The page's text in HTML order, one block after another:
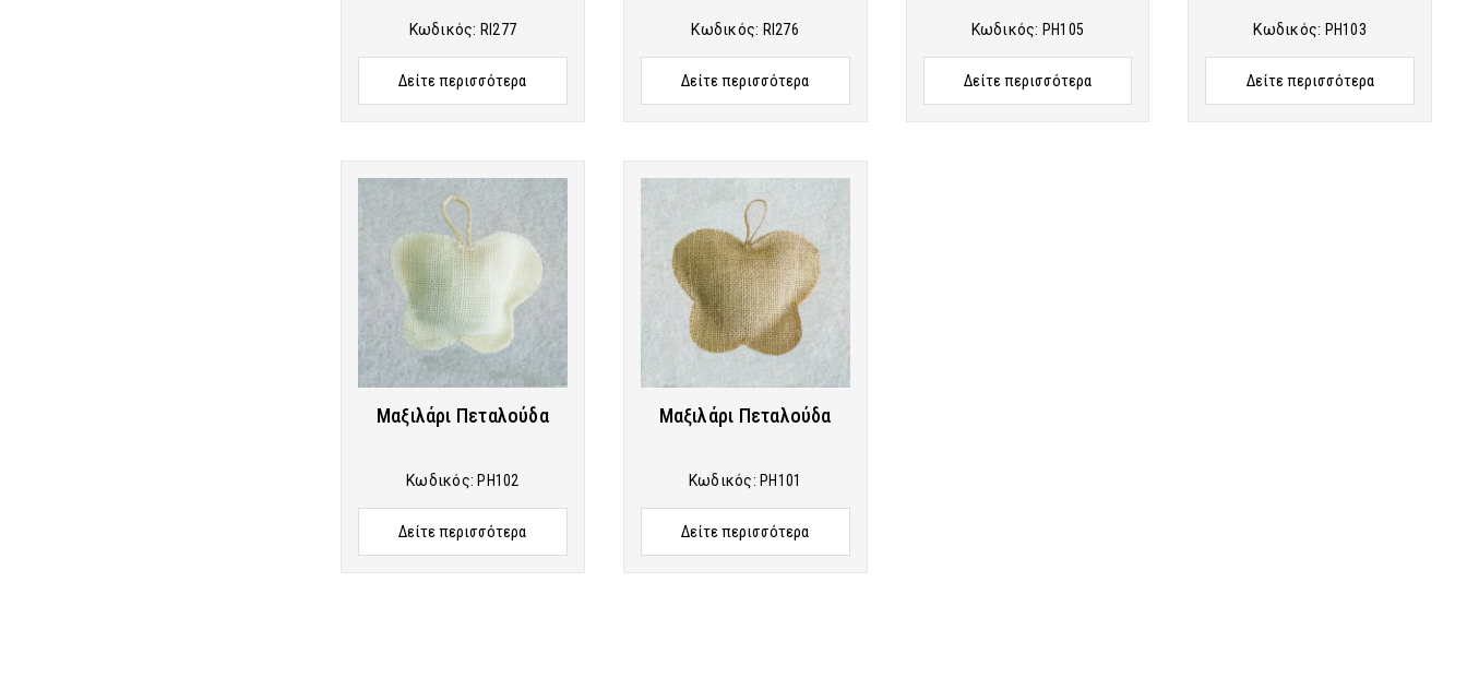
Κωδικός: RI277
Δείτε περισσότερα
Κωδικός: RI276
Δείτε περισσότερα
Κωδικός: PH105
Δείτε περισσότερα
Κωδικός: PH103
Δείτε περισσότερα
Μαξιλάρι Πεταλούδα
Κωδικός:PH102
Δείτε περισσότερα
Μαξιλάρι Πεταλούδα
Κωδικός:PH101
Δείτε περισσότερα